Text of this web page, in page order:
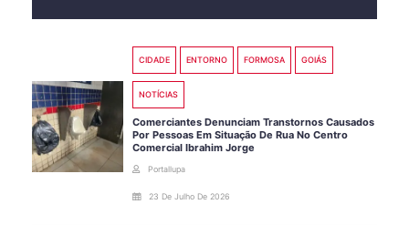
CIDADE ENTORNO FORMOSA GOIÁS
NOTÍCIAS
Comerciantes Denunciam Transtornos Causados
Por Pessoas Em Situação De Rua No Centro
Comercial Ibrahim Jorge
Portallupa
23 De Julho De 2026